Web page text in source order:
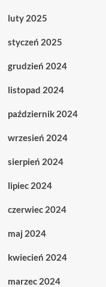
luty 2025
styczeń 2025
grudzień 2024
listopad 2024
październik 2024
wrzesień 2024
sierpień 2024
lipiec 2024
czerwiec 2024
maj 2024
kwiecień 2024
marzec 2024